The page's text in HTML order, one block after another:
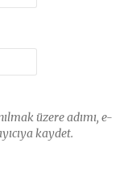
üzere adımı, e-
kaydet.